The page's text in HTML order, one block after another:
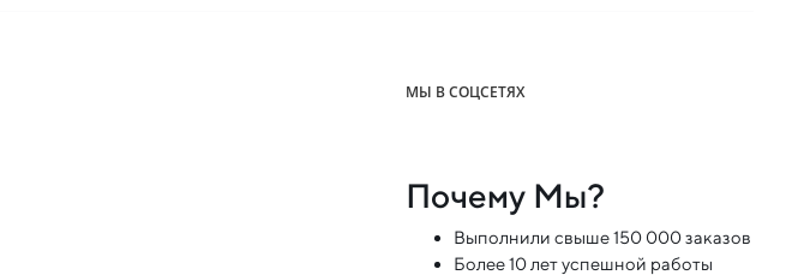
МЫ В СОЦСЕТЯХ
Почему Мы?
Выполнили свыше 150 000 заказов
Более 10 лет успешной работы